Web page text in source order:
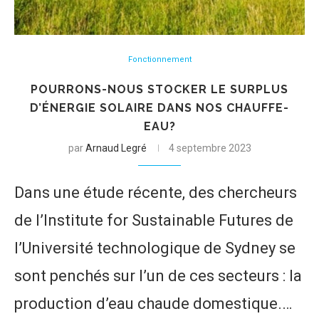
Fonctionnement
POURRONS-NOUS STOCKER LE SURPLUS
D’ÉNERGIE SOLAIRE DANS NOS CHAUFFE-
EAU?
parArnaud Legré 4 septembre 2023
Dans une étude récente, des chercheurs
de l’Institute for Sustainable Futures de
l’Université technologique de Sydney se
sont penchés sur l’un de ces secteurs : la
production d’eau chaude domestique.…